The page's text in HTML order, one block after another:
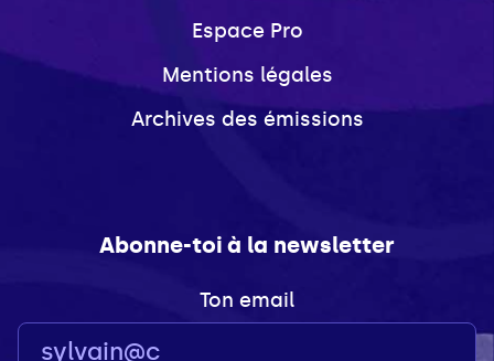
Espace Pro
Mentions légales
Archives des émissions
Abonne-toi à la newsletter
Ton email